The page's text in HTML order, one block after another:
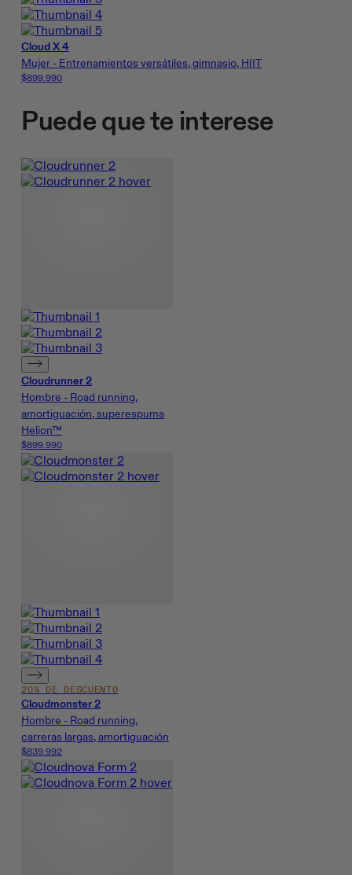
Cloud X 4
Mujer - Entrenamientos versátiles, gimnasio, HIIT
$899.990
Puede que te interese
Cloudrunner 2
Hombre - Road running,
amortiguación, superespuma
Helion™
$899.990
20% DE DESCUENTO
Cloudmonster 2
Hombre - Road running,
carreras largas, amortiguación
$839.992